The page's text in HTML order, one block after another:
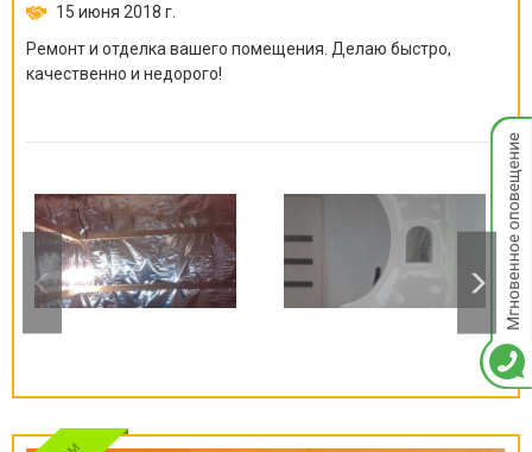
15 июня 2018 г.
Ремонт и отделка вашего помещения. Делаю быстро,
качественно и недорого!